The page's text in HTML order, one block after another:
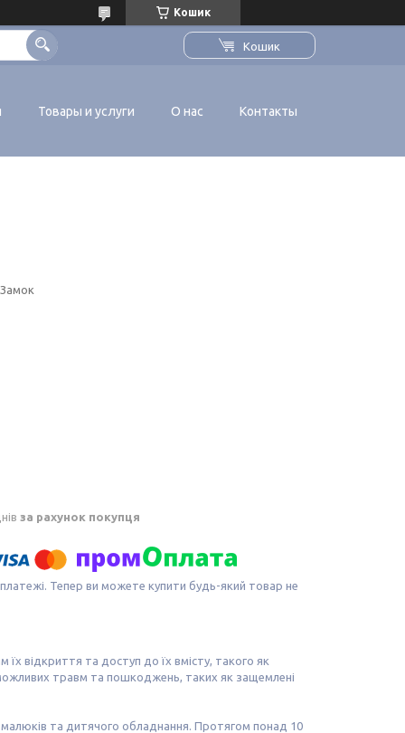
Кошик
Кошик
Товары и услуги О нас Контакты
за рахунок покупця
платежі. Тепер ви можете купити будь-який товар не
відкриття та доступ до їх вмісту, такого як
травм та пошкоджень, таких як защемлені
та дитячого обладнання. Протягом понад 10